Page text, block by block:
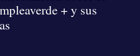
+ y sus